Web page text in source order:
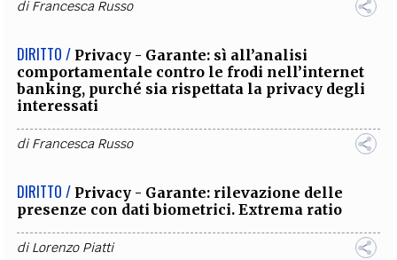
diFrancesca Russo
DIRITTO / Privacy - Garante: sì all’analisi
comportamentale contro le frodi nell’internet
banking, purché sia rispettata la privacy degli
interessati
diFrancesca Russo
DIRITTO / Privacy - Garante: rilevazione delle
presenze con dati biometrici. Extrema ratio
diLorenzo Piatti